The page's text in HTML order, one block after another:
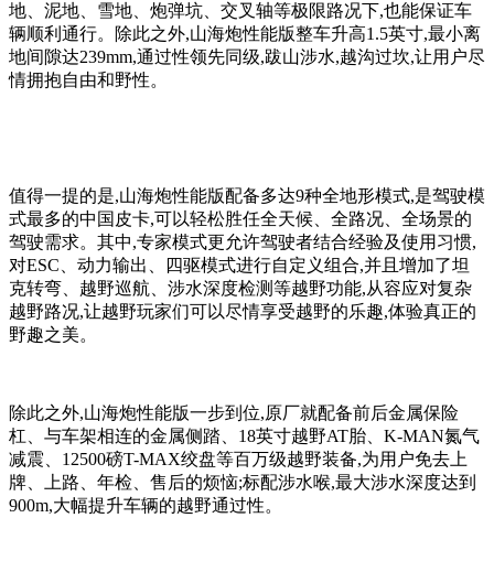
地、泥地、雪地、炮弹坑、交叉轴等极限路况下,也能保证车
辆顺利通行。除此之外,山海炮性能版整车升高1.5英寸,最小离
地间隙达239mm,通过性领先同级,跋山涉水,越沟过坎,让用户尽
情拥抱自由和野性。
值得一提的是,山海炮性能版配备多达9种全地形模式,是驾驶模
式最多的中国皮卡,可以轻松胜任全天候、全路况、全场景的
驾驶需求。其中,专家模式更允许驾驶者结合经验及使用习惯,
对ESC、动力输出、四驱模式进行自定义组合,并且增加了坦
克转弯、越野巡航、涉水深度检测等越野功能,从容应对复杂
越野路况,让越野玩家们可以尽情享受越野的乐趣,体验真正的
野趣之美。
除此之外,山海炮性能版一步到位,原厂就配备前后金属保险
杠、与车架相连的金属侧踏、18英寸越野AT胎、K-MAN氮气
减震、12500磅T-MAX绞盘等百万级越野装备,为用户免去上
牌、上路、年检、售后的烦恼;标配涉水喉,最大涉水深度达到
900m,大幅提升车辆的越野通过性。